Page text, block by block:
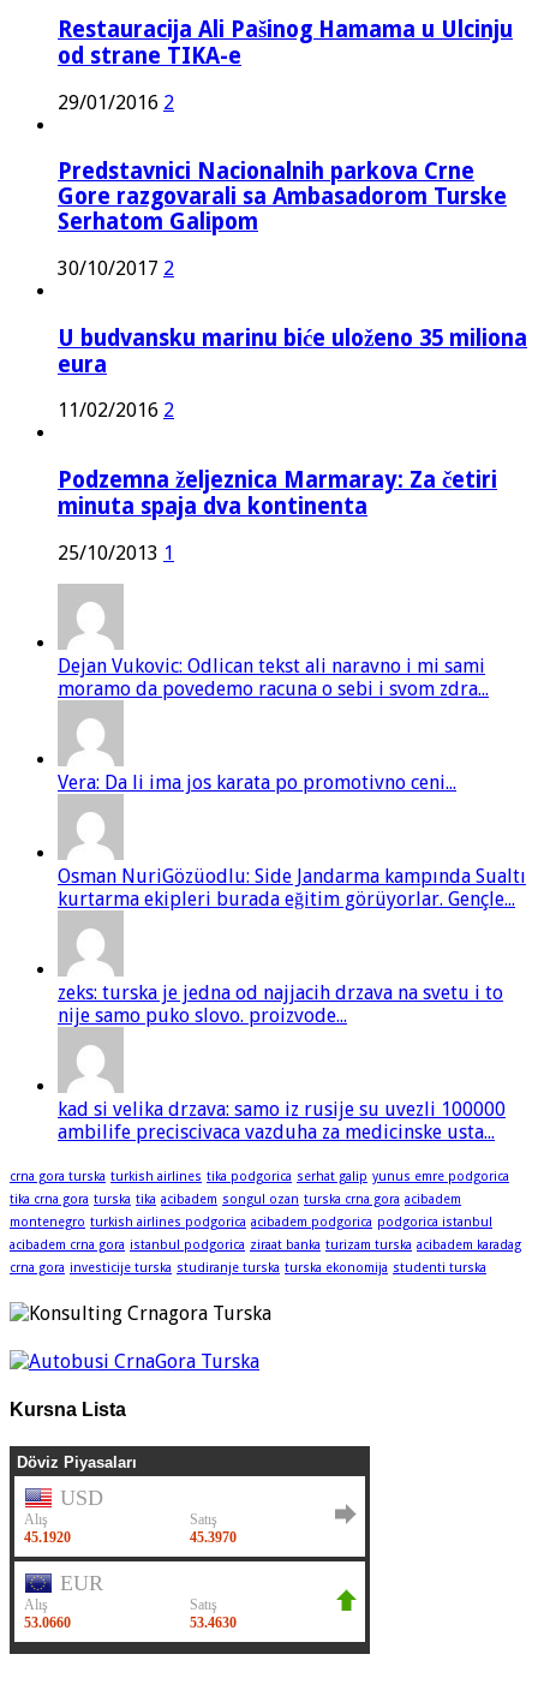
Restauracija Ali Pašinog Hamama u Ulcinju
od strane TIKA-e
29/01/2016 2
Predstavnici Nacionalnih parkova Crne
Gore razgovarali sa Ambasadorom Turske
Serhatom Galipom
30/10/2017 2
U budvansku marinu biće uloženo 35 miliona
eura
11/02/2016 2
Podzemna željeznica Marmaray: Za četiri
minuta spaja dva kontinenta
25/10/2013 1
Dejan Vukovic: Odlican tekst ali naravno i mi sami
moramo da povedemo racuna o sebi i svom zdra...
Vera: Da li ima jos karata po promotivno ceni...
Osman NuriGözüodlu: Side Jandarma kampında Sualtı
kurtarma ekipleri burada eğitim görüyorlar. Gençle...
zeks: turska je jedna od najjacih drzava na svetu i to
nije samo puko slovo. proizvode...
kad si velika drzava: samo iz rusije su uvezli 100000
ambilife preciscivaca vazduha za medicinske usta...
crna gora turska turkish airlines tika podgorica serhat galip yunus emre podgorica
tika crna gora turska tika acibadem songul ozan turska crna gora acibadem
montenegro turkish airlines podgorica acibadem podgorica podgorica istanbul
acibadem crna gora istanbul podgorica ziraat banka turizam turska acibadem karadag
crna gora investicije turska studiranje turska turska ekonomija studenti turska
Kursna Lista